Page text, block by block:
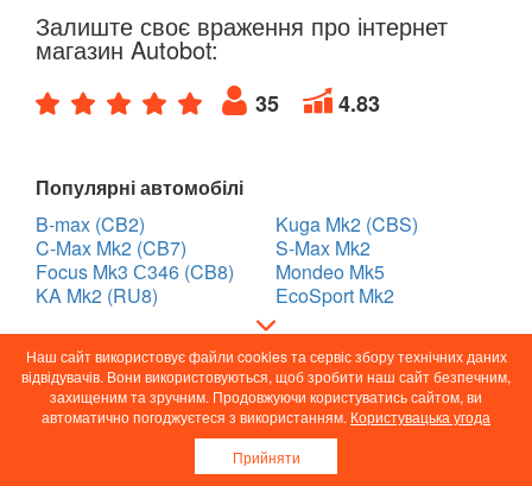
Залиште своє враження про інтернет
магазин Autobot:
35 4.83
Популярні автомобілі
B-max (CB2)
C-Max Mk2 (CB7)
Focus Mk3 С346 (CB8)
KA Mk2 (RU8)
Kuga Mk2 (CBS)
S-Max Mk2
Mondeo Mk5
EcoSport Mk2
Відповіді на поширені
питання:
Наш сайт використовує файли cookies та сервіс збору технічних даних
відвідувачів. Вони використовуються, щоб зробити наш сайт безпечним,
захищеним та зручним. Продовжуючи користуватись сайтом, ви
автоматично погоджуєтеся з використанням. Користувацька угода
Прийняти